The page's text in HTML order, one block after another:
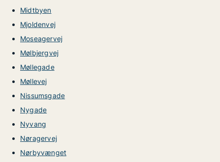
Midtbyen
Mjoldenvej
Moseagervej
Mølbjergvej
Møllegade
Møllevej
Nissumsgade
Nygade
Nyvang
Nøragervej
Nørbyvænget